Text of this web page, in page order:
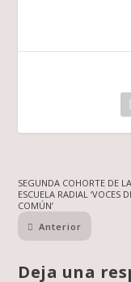
SEGUNDA COHORTE DE LA
ESCUELA RADIAL ‘VOCES
COMÚN’
Anterior
Deja una